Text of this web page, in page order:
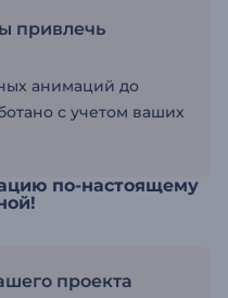
привлечь
анимаций до
с учетом ваших
по-настоящему
проекта